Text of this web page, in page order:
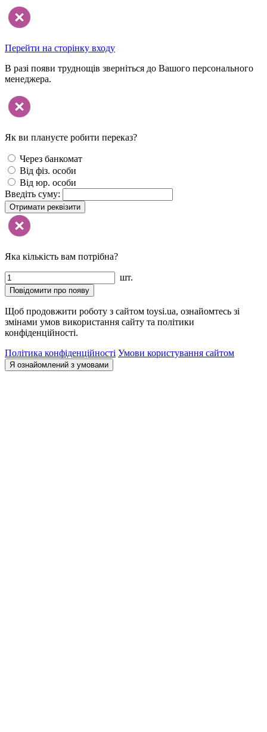
Перейти на сторінку входу
В разі появи труднощів зверніться до Вашого персонального
менеджера.
Як ви плануєте робити переказ?
Через банкомат
Від фіз. особи
Від юр. особи
Введіть суму:
Отримати реквізити
Яка кількість вам потрібна?
шт.
Повідомити про появу
Щоб продовжити роботу з сайтом toysi.ua, ознайомтесь зі
змінами умов використання сайту та політики
конфіденційності.
Політика конфіденційності Умови користування сайтом
Я ознайомлений з умовами